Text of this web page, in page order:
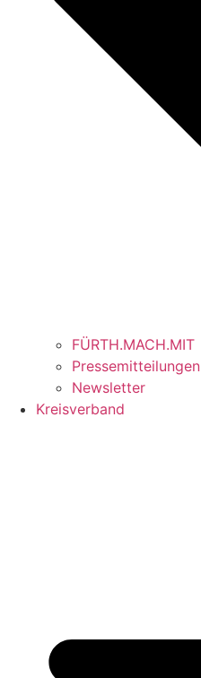
FÜRTH.MACH.MIT
Pressemitteilungen
Newsletter
Kreisverband